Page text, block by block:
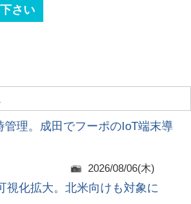
さい
管理。成田でフーポのIoT端末導
2026/08/06(木)
視化拡大。北米向けも対象に